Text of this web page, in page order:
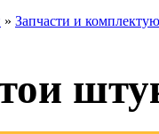
» Запчасти и